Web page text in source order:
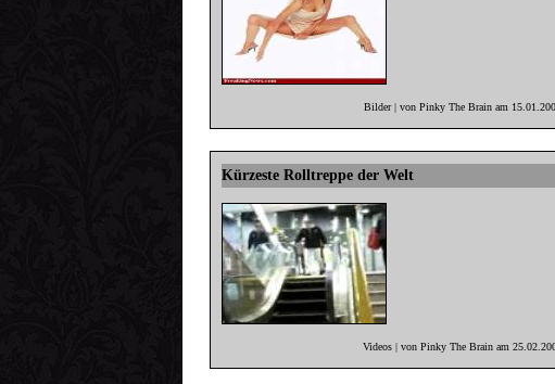
Bilder | von Pinky The Brain am
Kürzeste Rolltreppe der Welt
Videos | von Pinky The Brain am